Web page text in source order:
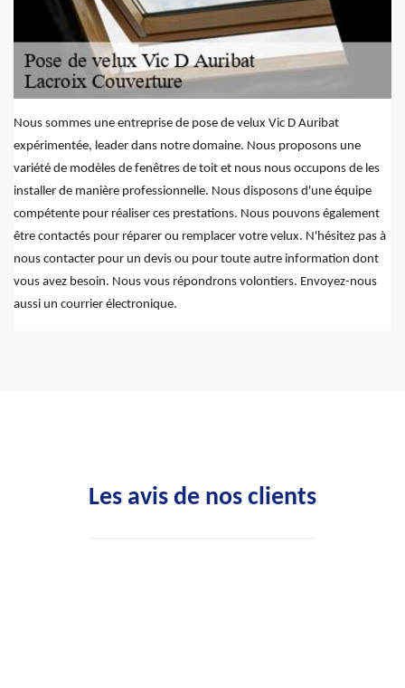
Nous sommes une entreprise de pose de velux Vic D Auribat
expérimentée, leader dans notre domaine. Nous proposons une
variété de modèles de fenêtres de toit et nous nous occupons de les
installer de manière professionnelle. Nous disposons d'une équipe
compétente pour réaliser ces prestations. Nous pouvons également
être contactés pour réparer ou remplacer votre velux. N'hésitez pas à
nous contacter pour un devis ou pour toute autre information dont
vous avez besoin. Nous vous répondrons volontiers. Envoyez-nous
aussi un courrier électronique.
Les avis de nos clients